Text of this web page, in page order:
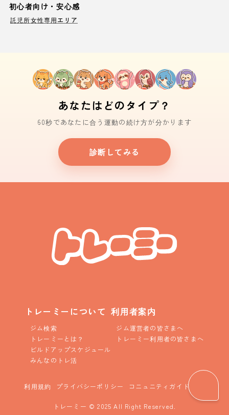
初心者向け・安心感
託児所女性専用エリア
あなたはどのタイプ？
60秒であなたに合う運動の続け方が分かります
診断してみる
トレーミーについて
ジム検索
トレーミーとは？
ビルドアップスケジュール
みんなのトレ活
利用者案内
ジム運営者の皆さまへ
トレーミー利用者の皆さまへ
利用規約 プライバシーポリシー コニュニティガイドライン
トレーミー © 2025 All Right Reserved.